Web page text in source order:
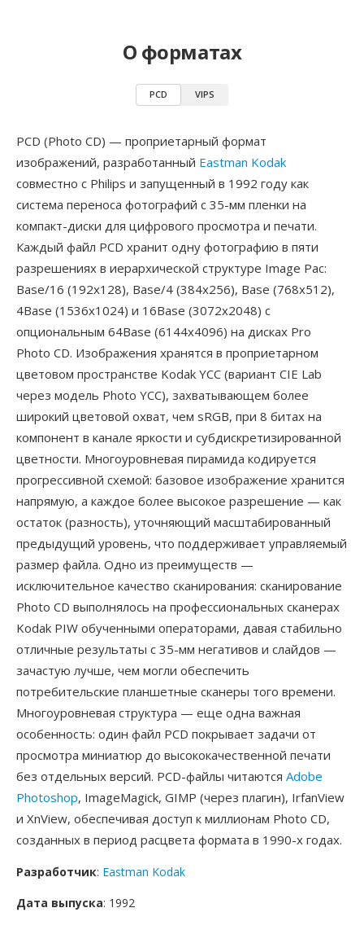
О форматах
PCD VIPS
PCD (Photo CD) — проприетарный формат
изображений, разработанный Eastman Kodak
совместно с Philips и запущенный в 1992 году как
система переноса фотографий с 35-мм пленки на
компакт-диски для цифрового просмотра и печати.
Каждый файл PCD хранит одну фотографию в пяти
разрешениях в иерархической структуре Image Pac:
Base/16 (192x128), Base/4 (384x256), Base (768x512),
4Base (1536x1024) и 16Base (3072x2048) с
опциональным 64Base (6144x4096) на дисках Pro
Photo CD. Изображения хранятся в проприетарном
цветовом пространстве Kodak YCC (вариант CIE Lab
через модель Photo YCC), захватывающем более
широкий цветовой охват, чем sRGB, при 8 битах на
компонент в канале яркости и субдискретизированной
цветности. Многоуровневая пирамида кодируется
прогрессивной схемой: базовое изображение хранится
напрямую, а каждое более высокое разрешение — как
остаток (разность), уточняющий масштабированный
предыдущий уровень, что поддерживает управляемый
размер файла. Одно из преимуществ —
исключительное качество сканирования: сканирование
Photo CD выполнялось на профессиональных сканерах
Kodak PIW обученными операторами, давая стабильно
отличные результаты с 35-мм негативов и слайдов —
зачастую лучше, чем могли обеспечить
потребительские планшетные сканеры того времени.
Многоуровневая структура — еще одна важная
особенность: один файл PCD покрывает задачи от
просмотра миниатюр до высококачественной печати
без отдельных версий. PCD-файлы читаются Adobe
Photoshop, ImageMagick, GIMP (через плагин), IrfanView
и XnView, обеспечивая доступ к миллионам Photo CD,
созданных в период расцвета формата в 1990-х годах.
Разработчик: Eastman Kodak
Дата выпуска: 1992